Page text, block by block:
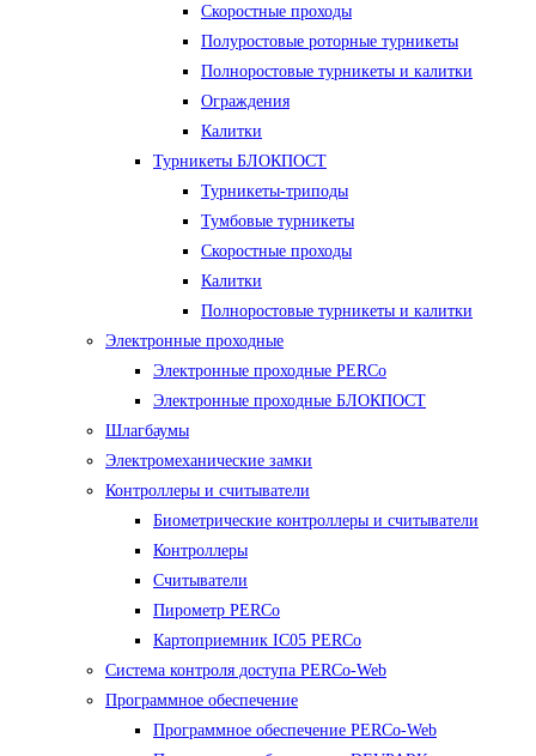
Скоростные проходы
Полуростовые роторные турникеты
Полноростовые турникеты и калитки
Ограждения
Калитки
Турникеты БЛОКПОСТ
Турникеты-триподы
Тумбовые турникеты
Скоростные проходы
Калитки
Полноростовые турникеты и калитки
Электронные проходные
Электронные проходные PERCo
Электронные проходные БЛОКПОСТ
Шлагбаумы
Электромеханические замки
Контроллеры и считыватели
Биометрические контроллеры и считыватели
Контроллеры
Считыватели
Пирометр PERCo
Картоприемник IC05 PERCo
Система контроля доступа PERCo-Web
Программное обеспечение
Программное обеспечение PERCo-Web